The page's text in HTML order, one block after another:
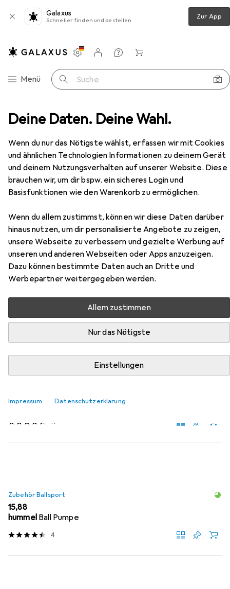
Deine Daten. Deine Wahl.
Wenn du nur das Nötigste wählst, erfassen wir mit Cookies
und ähnlichen Technologien Informationen zu deinem Gerät
und deinem Nutzungsverhalten auf unserer Website. Diese
brauchen wir, um dir bspw. ein sicheres Login und
Basisfunktionen wie den Warenkorb zu ermöglichen.
Wenn du allem zustimmst, können wir diese Daten darüber
hinaus nutzen, um dir personalisierte Angebote zu zeigen,
unsere Webseite zu verbessern und gezielte Werbung auf
unseren und anderen Webseiten oder Apps anzuzeigen.
Dazu können bestimmte Daten auch an Dritte und
Werbepartner weitergegeben werden.
Allem zustimmen
Nur das Nötigste
Einstellungen
Impressum Datenschutzerklärung
Galaxus
Schneller finden und bestellen Zur App
Navigation nach Kategorien
Menü Suche
Einstellungen
Kundenkonto
Vergleichslisten
Merklisten
Warenkorb
Fussbälle Derbystar Futsalball Fairtrade Futsal Fair
EUR
49,79
DerbystarFutsalball Fairtrade Futsal
Fair
4
Zubehör für Derbystar Futsalball
Fairtrade Futsal Fair
Hier findest du passendes Zubehör zum Produkt
Derbystar Futsalball Fairtrade Futsal Fair aus der
Kategorie Zubehör Ballsport.
Relevanz
ErimaPumpe mit Luftdruckmesser
11
Zubehör Ballsport
EUR
15,88
hummel Ball Pumpe
4